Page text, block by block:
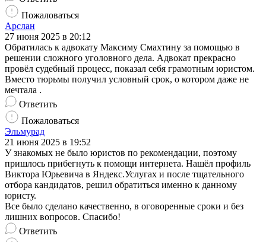
Пожаловаться
Арслан
27 июня 2025 в 20:12
Обратилась к адвокату Максиму Смахтину за помощью в
решении сложного уголовного дела. Адвокат прекрасно
провёл судебный процесс, показал себя грамотным юристом.
Вместо тюрьмы получил условный срок, о котором даже не
мечтала .
Ответить
Пожаловаться
Эльмурад
21 июня 2025 в 19:52
У знакомых не было юристов по рекомендации, поэтому
пришлось прибегнуть к помощи интернета. Нашёл профиль
Виктора Юрьевича в Яндекс.Услугах и после тщательного
отбора кандидатов, решил обратиться именно к данному
юристу.
Все было сделано качественно, в оговоренные сроки и без
лишних вопросов. Спасибо!
Ответить